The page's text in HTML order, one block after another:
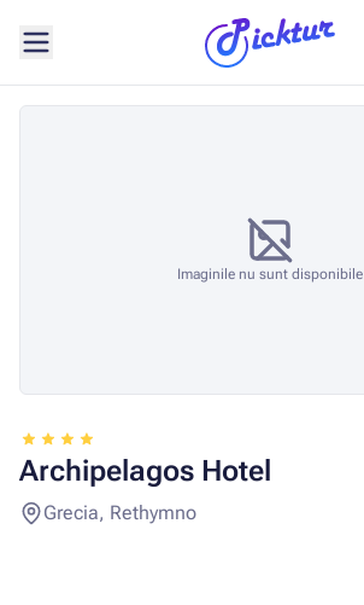
Imaginile nu sunt disponibile
Archipelagos Hotel
Grecia, Rethymno